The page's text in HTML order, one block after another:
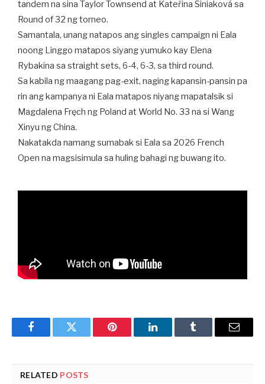
tandem na sina Taylor Townsend at Kateřina Siniaková sa
Round of 32 ng torneo.
Samantala, unang natapos ang singles campaign ni Eala
noong Linggo matapos siyang yumuko kay Elena
Rybakina sa straight sets, 6-4, 6-3, sa third round.
Sa kabila ng maagang pag-exit, naging kapansin-pansin pa
rin ang kampanya ni Eala matapos niyang mapatalsik si
Magdalena Fręch ng Poland at World No. 33 na si Wang
Xinyu ng China.
Nakatakda namang sumabak si Eala sa 2026 French
Open na magsisimula sa huling bahagi ng buwang ito.
FacebookTwitter Pinterest LinkedInTumblr Email
RELATED POSTS